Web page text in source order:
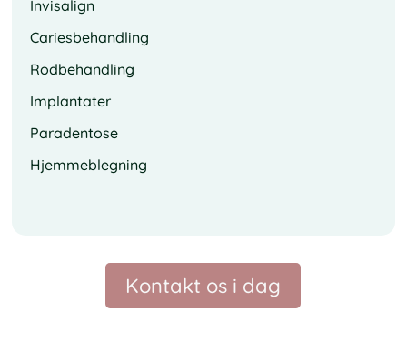
Invisalign
Cariesbehandling
Rodbehandling
Implantater
Paradentose
Hjemmeblegning
Kontakt os i dag